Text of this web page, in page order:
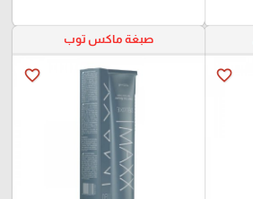
favorite_border
صبغة ماكس توب
favorite_border